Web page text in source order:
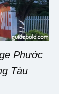
Phước
Tàu